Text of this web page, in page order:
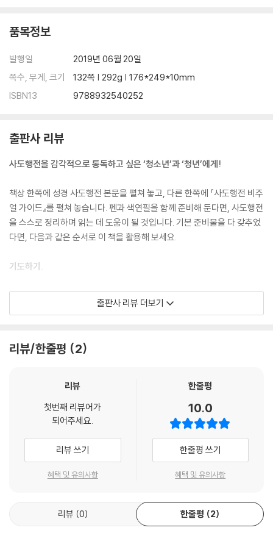
품목정보
발행일
2019년 06월 20일
쪽수, 무게, 크기
132쪽 | 292g | 176*249*10mm
ISBN13
9788932540252
출판사 리뷰
사도행전을 감각적으로 통독하고 싶은 ‘청소년’과 ‘청년’에게!
책상 한쪽에 성경 사도행전 본문을 펼쳐 놓고, 다른 한쪽에 『사도행전 비주
얼 가이드』를 펼쳐 놓습니다. 펜과 색연필을 함께 준비해 둔다면, 사도행전
을 스스로 정리하며 읽는 데 도움이 될 것입니다. 기본 준비물을 다 갖추었
다면, 다음과 같은 순서로 이 책을 활용해 보세요.
기도하기.
『사도행전 비주얼 가이드』는 성경 읽기를 시각적으로 돕는 가이드입니다.
성경 읽기는 여느 책 읽기와 다르기 때문에 성령님에게 도움을 구하는 기
너희에게 모든 것을 가르쳐 주실 것이며, 또 내가 너희에게 말한 모든 것을
(요한복음 14장 26절, 새번역)
성경읽기.
『사도행전 비주얼 가이드』 제목 주변에 있는 노란색으로 강조한 성경 구절
데, 단락마다 사도행전의 생생한 이야기를 읽을 수 있을 것입니다.
출판사 리뷰 더보기
리뷰/한줄평 2
리뷰
첫번째 리뷰어가
되어주세요.
리뷰 쓰기
혜택 및 유의사항
한줄평
10.0
한줄평 쓰기
혜택 및 유의사항
리뷰 0 한줄평 2